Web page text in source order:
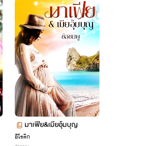
มาเฟีย&เมียอุ้มบุญ
อีโรติก